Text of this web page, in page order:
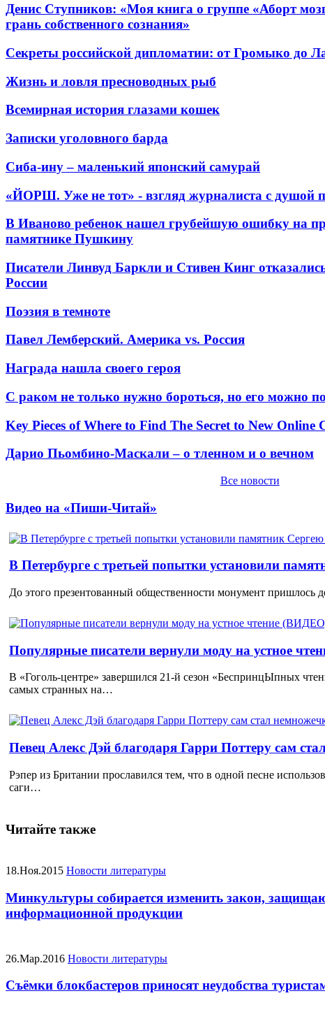
Денис Ступников: «Моя книга о группе «Аборт
грань собственного сознания»
Секреты российской дипломатии: от Громыко до
Жизнь и ловля пресноводных рыб
Всемирная история глазами кошек
Записки уголовного барда
Сиба-ину – маленький японский самурай
«ЙОРШ. Уже не тот» - взгляд журналиста с душой
В Иваново ребенок нашел грубейшую ошибку на
памятнике Пушкину
Писатели Линвуд Баркли и Стивен Кинг
России
Поэзия в темноте
Павел Лемберский. Америка vs. Россия
Награда нашла своего героя
С раком не только нужно бороться, но его можно
Key Pieces of Where to Find The Secret to New Online
Дарио Пьомбино-Маскали – о тленном и о вечном
Все новости
Видео на «Пиши-Читай»
В Петербурге с третьей попытки установили
До этого презентованный общественности монумент пришлось
Популярные писатели вернули моду на устное
В «Гоголь-центре» завершился 21-й сезон «БеспринцЫпных
самых странных на…
Певец Алекс Дэй благодаря Гарри Поттеру сам
Рэпер из Британии прославился тем, что в одной песне
саги…
Читайте также
18.Ноя.2015 Новости литературы
Минкультуры собирается изменить закон,
информационной продукции
26.Мар.2016 Новости литературы
Съёмки блокбастеров приносят неудобства